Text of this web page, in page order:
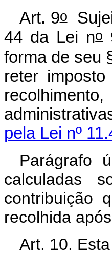
Art. 9o
44 da Lei no
forma de seu
reter
pela Lei nº
Parágrafo
calculadas
contribuição
recolhida
Art. 10.